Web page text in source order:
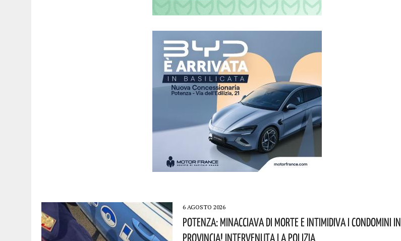
6 AGOSTO 2026
Potenza: Minacciava Di Morte E Intimidiva I Condomini In
Provincia! Intervenuta La Polizia